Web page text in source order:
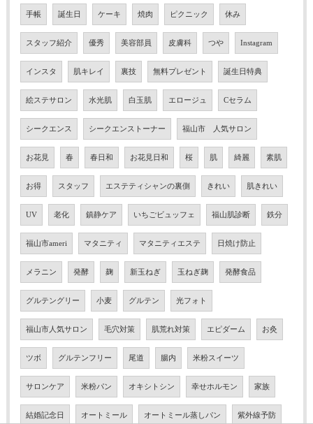
手帳 誕生日 ケーキ 焼肉 ピクニック 休み
スタッフ紹介 優秀 美容部員 皮膚科 つや Instagram
インスタ 肌キレイ 裏技 無料プレゼント 誕生日特典
絵ステサロン 水光肌 白玉肌 エロージュ Cセラム
シークエンス シークエンストーナー 福山市 人気サロン
お花見 春 春日和 お花見日和 桜 肌 綺麗 素肌
お得 スタッフ エステティシャンの裏側 きれい 肌きれい
UV 老化 鎮静ケア いちごビュッフェ 福山肌診断 鉄分
福山市ameri マタニティ マタニティエステ 日焼け防止
メラニン 発酵 麹 新玉ねぎ 玉ねぎ麹 発酵食品
グルテングリー 小麦 グルテン 光フォト
福山市人気サロン 毛穴対策 肌荒れ対策 エピダーム お灸
ツボ グルテンフリー 尾道 腸内 米粉スイーツ
サロンケア 米粉パン オキシトシン 幸せホルモン 家族
結婚記念日 オートミール オートミール蒸しパン 紫外線予防